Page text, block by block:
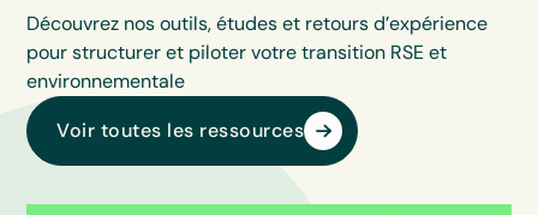
Découvrez nos outils, études et retours d’expérience
pour structurer et piloter votre transition RSE et
environnementale
Voir toutes les ressources